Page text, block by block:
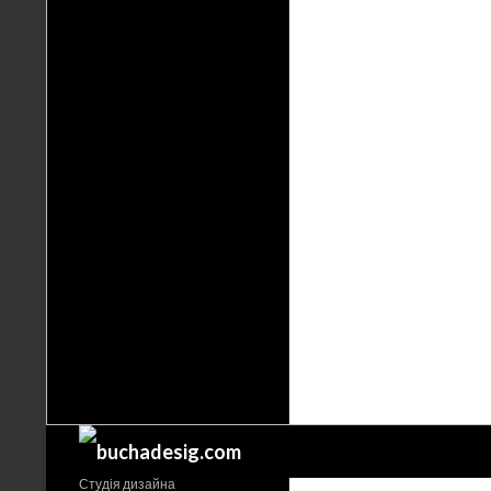
Поиск
Студія дизайна